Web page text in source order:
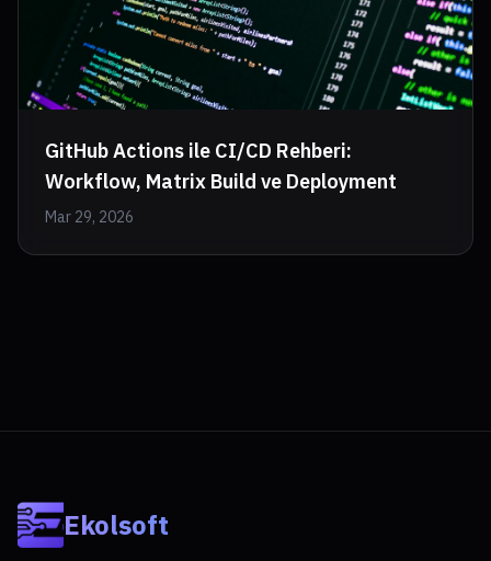
GitHub Actions ile CI/CD Rehberi:
Workflow, Matrix Build ve Deployment
Mar 29, 2026
Ekolsoft